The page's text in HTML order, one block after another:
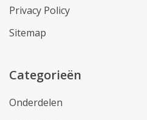
Privacy Policy
Sitemap
Categorieën
Onderdelen